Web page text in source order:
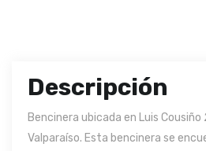
Descripción
Bencinera ubicada en Luis
Valparaíso. Esta bencinera se